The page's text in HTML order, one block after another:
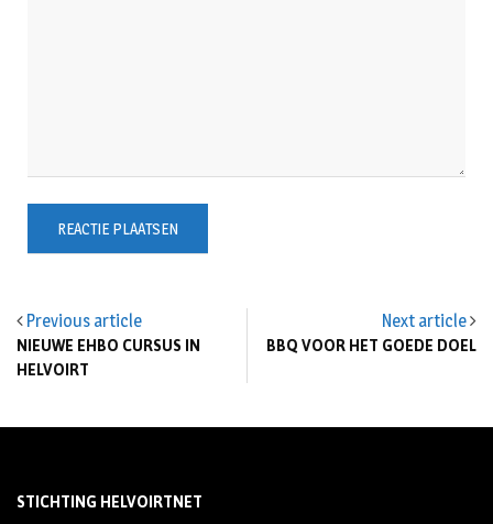
Previous article
NIEUWE EHBO CURSUS IN
HELVOIRT
Next article
BBQ VOOR HET GOEDE DOEL
STICHTING HELVOIRTNET